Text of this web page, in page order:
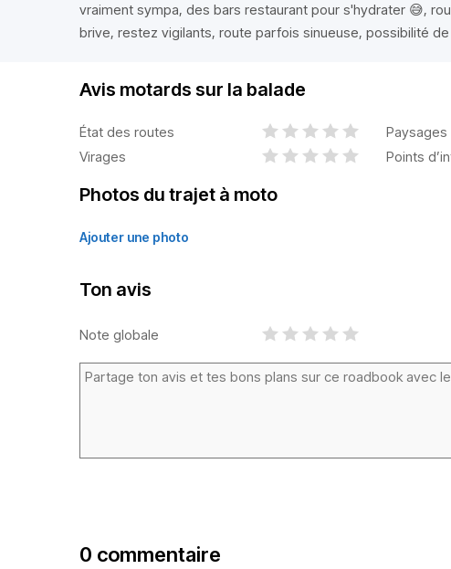
vraiment sympa, des bars restaurant pour s'hydrater 😅,
brive, restez vigilants, route parfois sinueuse, possibilité
Avis motards sur la balade
État des routes
Paysages
Virages
Points
Photos du trajet à moto
Ajouter une photo
Ton avis
Note globale
0 commentaire